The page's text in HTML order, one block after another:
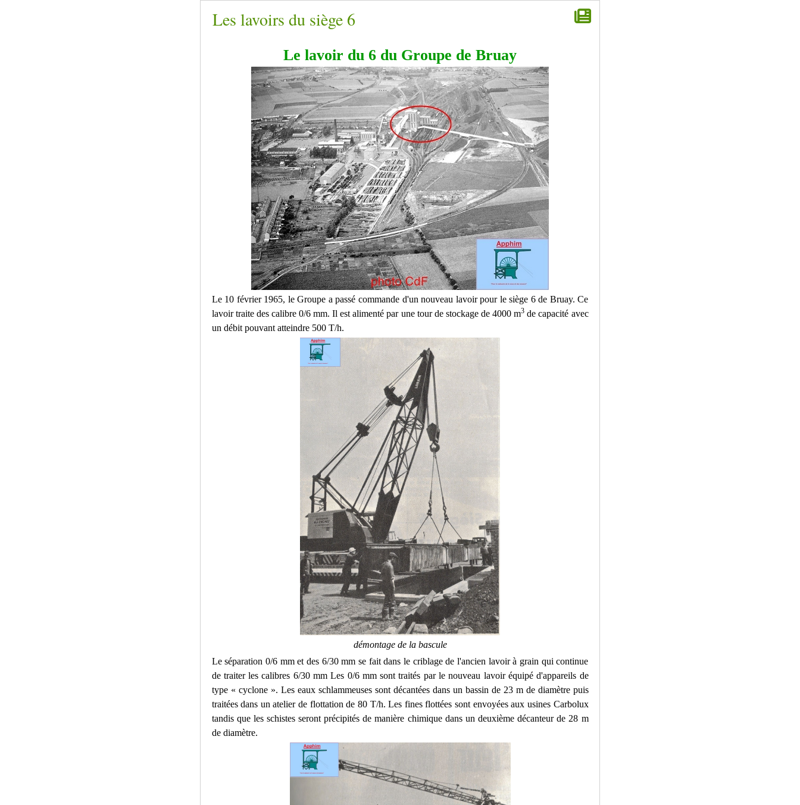
Les lavoirs du siège 6
Le lavoir du 6 du Groupe de Bruay
Le 10 février 1965, le Groupe a passé commande d'un nouveau lavoir pour le siège 6 de Bruay. Ce
lavoir traite des calibre 0/6 mm. Il est alimenté par une tour de stockage de 4000 m3 de capacité avec
un débit pouvant atteindre 500 T/h.
démontage de la bascule
Le séparation 0/6 mm et des 6/30 mm se fait dans le criblage de l'ancien lavoir à grain qui continue
de traiter les calibres 6/30 mm Les 0/6 mm sont traités par le nouveau lavoir équipé d'appareils de
type « cyclone ». Les eaux schlammeuses sont décantées dans un bassin de 23 m de diamètre puis
traitées dans un atelier de flottation de 80 T/h. Les fines flottées sont envoyées aux usines Carbolux
tandis que les schistes seront précipités de manière chimique dans un deuxième décanteur de 28 m
de diamètre.